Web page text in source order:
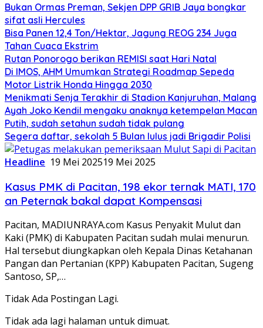
Bukan Ormas Preman, Sekjen DPP GRIB Jaya bongkar
sifat asli Hercules
Bisa Panen 12,4 Ton/Hektar, Jagung REOG 234 Juga
Tahan Cuaca Ekstrim
Rutan Ponorogo berikan REMISI saat Hari Natal
Di IMOS, AHM Umumkan Strategi Roadmap Sepeda
Motor Listrik Honda Hingga 2030
Menikmati Senja Terakhir di Stadion Kanjuruhan, Malang
Ayah Joko Kendil mengaku anaknya ketempelan Macan
Putih, sudah setahun sudah tidak pulang
Segera daftar, sekolah 5 Bulan lulus jadi Brigadir Polisi
Headline 19 Mei 202519 Mei 2025
Kasus PMK di Pacitan, 198 ekor ternak MATI, 170
an Peternak bakal dapat Kompensasi
Pacitan, MADIUNRAYA.com Kasus Penyakit Mulut dan
Kaki (PMK) di Kabupaten Pacitan sudah mulai menurun.
Hal tersebut diungkapkan oleh Kepala Dinas Ketahanan
Pangan dan Pertanian (KPP) Kabupaten Pacitan, Sugeng
Santoso, SP,…
Tidak Ada Postingan Lagi.
Tidak ada lagi halaman untuk dimuat.